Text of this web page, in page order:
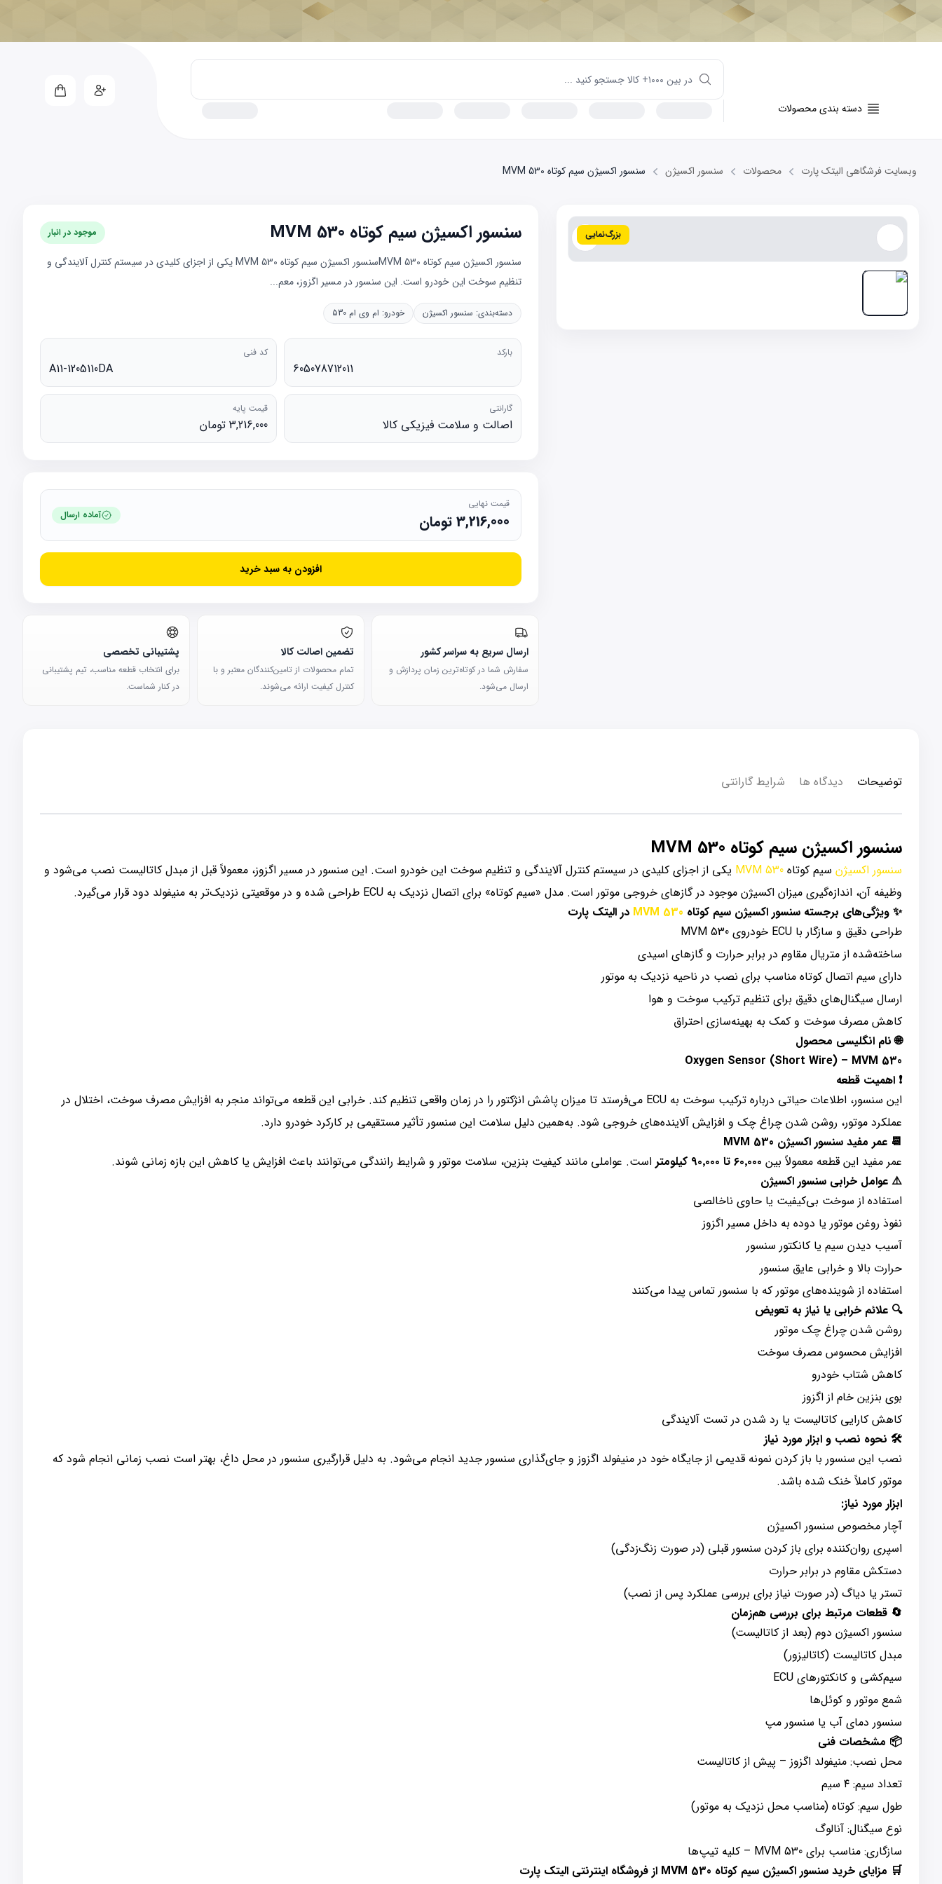
دسته بندی محصولات
وبسایت فرشگاهی الیتک پارت محصولات سنسور اکسیژن سنسور اکسیژن سیم کوتاه MVM 530
بزرگ‌نمایی سنسور اکسیژن سیم کوتاه MVM 530 موجود در انبار
سنسور اکسیژن سیم کوتاه MVM 530سنسور اکسیژن سیم کوتاه MVM 530 یکی از اجزای کلیدی در سیستم کنترل آلایندگی و
تنظیم سوخت این خودرو است. این سنسور در مسیر اگزوز، معم...
دسته‌بندی: سنسور اکسیژن خودرو: ام وی ام 530
بارکد
605078712011
کد فنی
A11-1205110DA
گارانتی
اصالت و سلامت فیزیکی کالا
قیمت پایه
3,216,000 تومان
قیمت نهایی
3,216,000تومان آماده ارسال
افزودن به سبد خرید
ارسال سریع به سراسر کشور
سفارش شما در کوتاه‌ترین زمان پردازش و
ارسال می‌شود.
تضمین اصالت کالا
تمام محصولات از تامین‌کنندگان معتبر و با
کنترل کیفیت ارائه می‌شوند.
پشتیبانی تخصصی
برای انتخاب قطعه مناسب، تیم پشتیبانی
در کنار شماست.
توضیحات دیدگاه ها شرایط گارانتی
سنسور اکسیژن سیم کوتاه MVM 530
سنسور اکسیژن سیم کوتاه MVM 530 یکی از اجزای کلیدی در سیستم کنترل آلایندگی و تنظیم سوخت این خودرو است. این سنسور در مسیر اگزوز، معمولاً قبل از مبدل کاتالیست نصب می‌شود و
وظیفه آن، اندازه‌گیری میزان اکسیژن موجود در گازهای خروجی موتور است. مدل «سیم کوتاه» برای اتصال نزدیک به ECU طراحی شده و در موقعیتی نزدیک‌تر به منیفولد دود قرار می‌گیرد.
✨ ویژگی‌های برجسته سنسور اکسیژن سیم کوتاه MVM 530 در الیتک پارت
طراحی دقیق و سازگار با ECU خودروی MVM 530
ساخته‌شده از متریال مقاوم در برابر حرارت و گازهای اسیدی
دارای سیم اتصال کوتاه مناسب برای نصب در ناحیه نزدیک به موتور
ارسال سیگنال‌های دقیق برای تنظیم ترکیب سوخت و هوا
کاهش مصرف سوخت و کمک به بهینه‌سازی احتراق
🌐 نام انگلیسی محصول
Oxygen Sensor (Short Wire) – MVM 530
❗ اهمیت قطعه
این سنسور، اطلاعات حیاتی درباره ترکیب سوخت به ECU می‌فرستد تا میزان پاشش انژکتور را در زمان واقعی تنظیم کند. خرابی این قطعه می‌تواند منجر به افزایش مصرف سوخت، اختلال در
عملکرد موتور، روشن شدن چراغ چک و افزایش آلاینده‌های خروجی شود. به‌همین دلیل سلامت این سنسور تأثیر مستقیمی بر کارکرد خودرو دارد.
📆 عمر مفید سنسور اکسیژن MVM 530
عمر مفید این قطعه معمولاً بین ۶۰٬۰۰۰ تا ۹۰٬۰۰۰ کیلومتر
است. عواملی مانند کیفیت بنزین، سلامت موتور و شرایط رانندگی می‌توانند باعث افزایش یا کاهش این بازه زمانی شوند.
⚠️ عوامل خرابی سنسور اکسیژن
استفاده از سوخت بی‌کیفیت یا حاوی ناخالصی
نفوذ روغن موتور یا دوده به داخل مسیر اگزوز
آسیب دیدن سیم یا کانکتور سنسور
حرارت بالا و خرابی عایق سنسور
استفاده از شوینده‌های موتور که با سنسور تماس پیدا می‌کنند
🔍 علائم خرابی یا نیاز به تعویض
روشن شدن چراغ چک موتور
افزایش محسوس مصرف سوخت
کاهش شتاب خودرو
بوی بنزین خام از اگزوز
کاهش کارایی کاتالیست یا رد شدن در تست آلایندگی
🛠️ نحوه نصب و ابزار مورد نیاز
نصب این سنسور با باز کردن نمونه قدیمی از جایگاه خود در منیفولد اگزوز و جای‌گذاری سنسور جدید انجام می‌شود. به دلیل قرارگیری سنسور در محل داغ، بهتر است نصب زمانی انجام شود که
موتور کاملاً خنک شده باشد.
ابزار مورد نیاز:
آچار مخصوص سنسور اکسیژن
اسپری روان‌کننده برای باز کردن سنسور قبلی (در صورت زنگ‌زدگی)
دستکش مقاوم در برابر حرارت
تستر یا دیاگ (در صورت نیاز برای بررسی عملکرد پس از نصب)
🔄 قطعات مرتبط برای بررسی هم‌زمان
سنسور اکسیژن دوم (بعد از کاتالیست)
مبدل کاتالیست (کاتالیزور)
سیم‌کشی و کانکتورهای ECU
شمع موتور و کوئل‌ها
سنسور دمای آب یا سنسور مپ
📦 مشخصات فنی
محل نصب: منیفولد اگزوز – پیش از کاتالیست
تعداد سیم: ۴ سیم
طول سیم: کوتاه (مناسب محل نزدیک به موتور)
نوع سیگنال: آنالوگ
سازگاری: مناسب برای MVM 530 – کلیه تیپ‌ها
🛒 مزایای خرید سنسور اکسیژن سیم کوتاه MVM 530 از فروشگاه اینترنتی الیتک پارت